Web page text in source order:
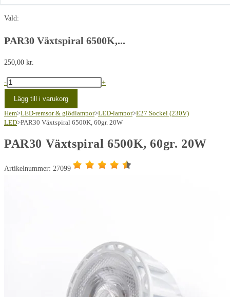
Vald:
PAR30 Växtspiral 6500K,...
250,00 kr.
PAR30
Plante
Spirelys
6500K,
20W
- +
Lägg till i varukorg
Hem>LED-remsor & glödlampor>LED-lampor>E27 Sockel (230V)
LED>PAR30 Växtspiral 6500K, 60gr. 20W
PAR30 Växtspiral 6500K, 60gr. 20W
Artikelnummer: 27099